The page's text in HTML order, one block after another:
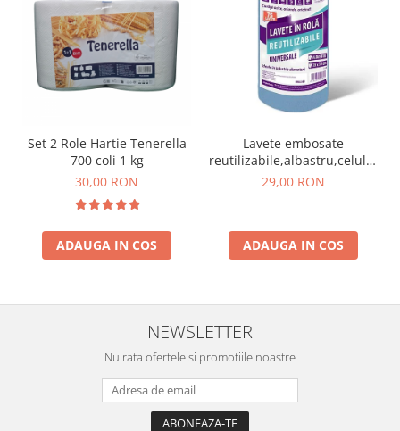
Set 2 Role Hartie Tenerella
700 coli 1 kg
30,00 RON
ADAUGA IN COS
Lavete embosate
x 20 cm,rola 75 bucati
29,00 RON
ADAUGA IN COS
NEWSLETTER
Nu rata ofertele si promotiile noastre